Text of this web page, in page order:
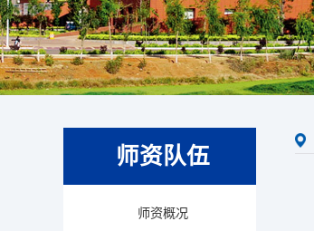
师资队伍
师资概况